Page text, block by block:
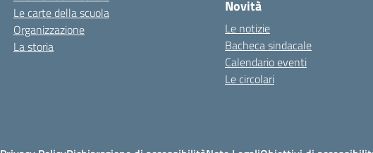
Le carte della scuola
Organizzazione
La storia
Novità
Le notizie
Bacheca sindacale
Calendario eventi
Le circolari